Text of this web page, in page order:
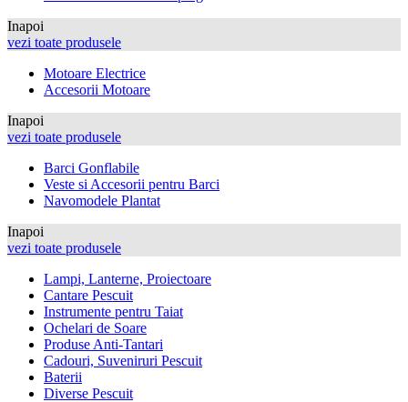
Inapoi
vezi toate produsele
Motoare Electrice
Accesorii Motoare
Inapoi
vezi toate produsele
Barci Gonflabile
Veste si Accesorii pentru Barci
Navomodele Plantat
Inapoi
vezi toate produsele
Lampi, Lanterne, Proiectoare
Cantare Pescuit
Instrumente pentru Taiat
Ochelari de Soare
Produse Anti-Tantari
Cadouri, Suveniruri Pescuit
Baterii
Diverse Pescuit